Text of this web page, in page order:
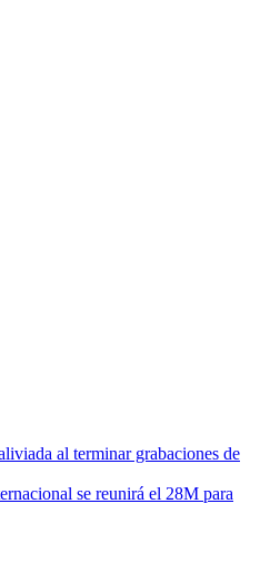
al terminar grabaciones de
se reunirá el 28M para